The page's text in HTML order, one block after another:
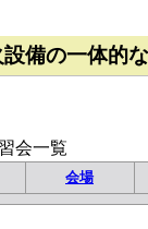
備の一体的
会一覧
会場